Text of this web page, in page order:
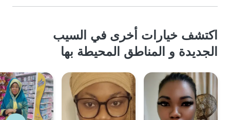
اكتشف خيارات أخرى في السيب
الجديدة و المناطق المحيطة بها